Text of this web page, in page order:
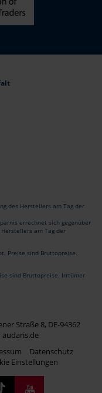
des Herstellers am Tag der
errechnet sich gegenüber
am Tag der
Preise sind Bruttopreise.
sind Bruttopreise. Irrtümer
Straße 8, DE-94362
Datenschutz
Einstellungen